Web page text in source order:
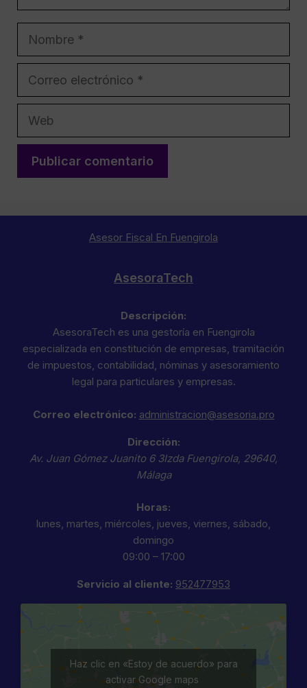
Asesor Fiscal En Fuengirola
AsesoraTech
Descripción:
AsesoraTech es una gestoría en Fuengirola
especializada en constitución de empresas, tramitación
de impuestos, contabilidad, nóminas y asesoramiento
legal para particulares y empresas.
Correo electrónico: administracion@asesoria.pro
Dirección:
Av. Juan Gómez Juanito 6 3Izda Fuengirola, 29640,
Málaga
Horas:
lunes, martes, miércoles, jueves, viernes, sábado,
domingo
09:00 – 17:00
Servicio al cliente: 952477953
Haz clic en «Estoy de acuerdo» para
activar Google maps